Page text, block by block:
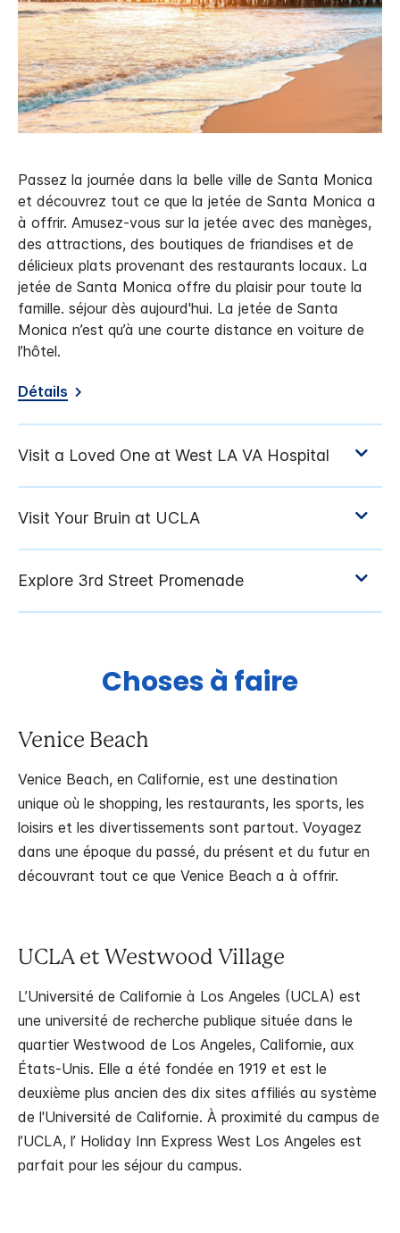
Passez la journée dans la belle ville de Santa Monica
et découvrez tout ce que la jetée de Santa Monica a
à offrir. Amusez-vous sur la jetée avec des manèges,
des attractions, des boutiques de friandises et de
délicieux plats provenant des restaurants locaux. La
jetée de Santa Monica offre du plaisir pour toute la
famille. séjour dès aujourd'hui. La jetée de Santa
Monica n’est qu’à une courte distance en voiture de
l’hôtel.
Détails
Choses à faire
Venice Beach
Venice Beach, en Californie, est une destination
unique où le shopping, les restaurants, les sports, les
loisirs et les divertissements sont partout. Voyagez
dans une époque du passé, du présent et du futur en
découvrant tout ce que Venice Beach a à offrir.
UCLA et Westwood Village
L’Université de Californie à Los Angeles (UCLA) est
une université de recherche publique située dans le
quartier Westwood de Los Angeles, Californie, aux
États-Unis. Elle a été fondée en 1919 et est le
deuxième plus ancien des dix sites affiliés au système
de l'Université de Californie. À proximité du campus de
l’UCLA, l’ Holiday Inn Express West Los Angeles est
parfait pour les séjour du campus.